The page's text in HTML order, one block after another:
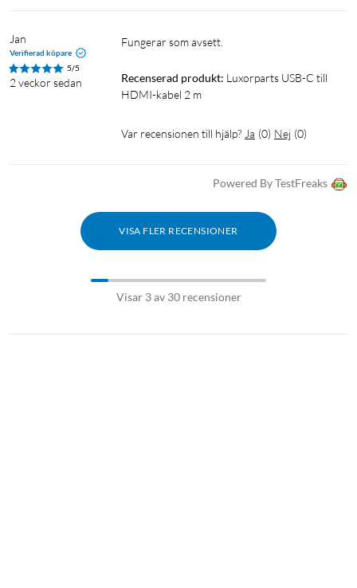
Jan
Verifierad köpare
5/5
2 veckor sedan
Fungerar som avsett.
Recenserad produkt: Luxorparts USB-C till
HDMI-kabel 2 m
Var recensionen till hjälp? Ja (0) Nej (0)
Powered By TestFreaks
VISA FLER RECENSIONER
Visar 3 av 30 recensioner